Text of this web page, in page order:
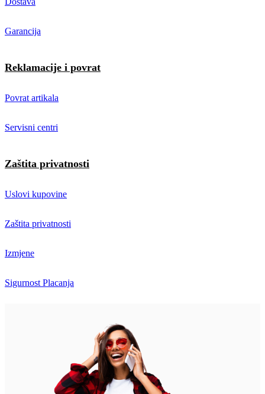
Garancija
Reklamacije i povrat
Povrat artikala
Servisni centri
Zaštita privatnosti
Uslovi kupovine
Zaštita privatnosti
Izmjene
Sigurnost Placanja